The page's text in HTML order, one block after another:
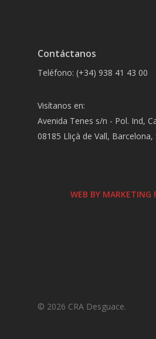
Contáctanos
Teléfono: (+34) 938 41 43 00
Visítanos en:
Avenida Tenes s/n - Pol. Ind,
08185 Lliçà de Vall, Barcelona,
WEB BY MARKETING
© 2026 CRA Desguace.